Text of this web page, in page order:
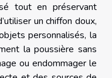
tout en préservant
un chiffon doux,
personnalisés, la
la poussière sans
ou endommager le